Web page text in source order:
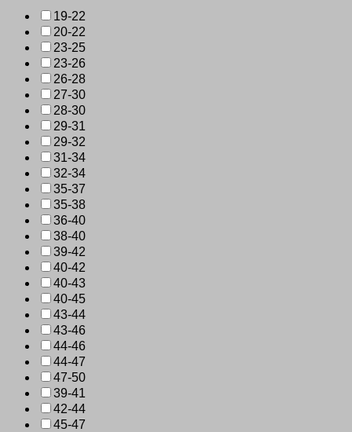
19-22
20-22
23-25
23-26
26-28
27-30
28-30
29-31
29-32
31-34
32-34
35-37
35-38
36-40
38-40
39-42
40-42
40-43
40-45
43-44
43-46
44-46
44-47
47-50
39-41
42-44
45-47